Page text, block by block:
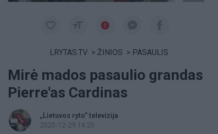
LRYTAS.TV > ŽINIOS > PASAULIS
Mirė mados pasaulio grandas
Pierre'as Cardinas
„Lietuvos ryto“ televizija
2020-12-29 14:20